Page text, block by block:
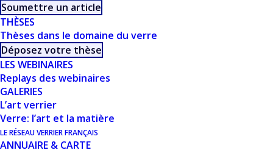
Soumettre un article
THÈSES
Thèses dans le domaine du verre
Déposez votre thèse
LES WEBINAIRES
Replays des webinaires
GALERIES
L’art verrier
Verre: l’art et la matière
LE RÉSEAU VERRIER FRANÇAIS
ANNUAIRE & CARTE
CE DOCUMENT FAIT
PARTIE D'UN
ENSEMBLE DE
PROPOSÉES SUR
NOTRE SITE